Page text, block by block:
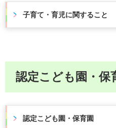
子育て・育児に関すること
認定こども園・保
認定こども園・保育園